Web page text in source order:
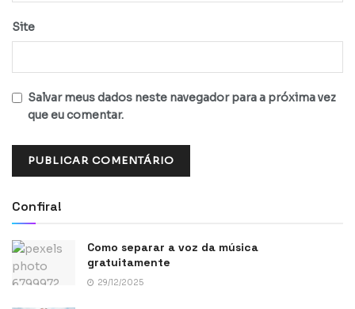
Site
Salvar meus dados neste navegador para a próxima vez
que eu comentar.
Confira!
Como separar a voz da música
gratuitamente
29/12/2025